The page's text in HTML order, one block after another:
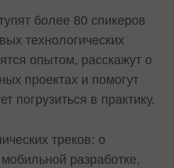
более 80 спикеров
технологических
опытом, расскажут о
проектах и помогут
погрузиться в практику.
треков: о
разработке,